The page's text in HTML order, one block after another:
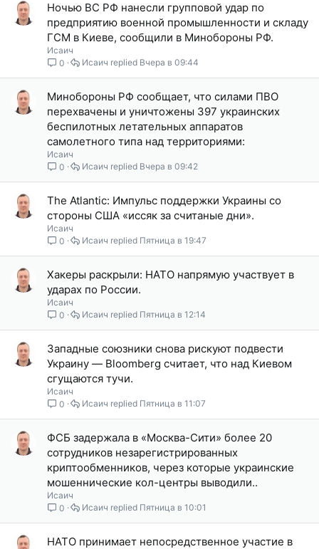
Ночью ВС РФ нанесли групповой удар по
предприятию военной промышленности и складу
ГСМ в Киеве, сообщили в Минобороны РФ.
Исаич
0
Вчера в 09:44
Исаич
Минобороны РФ сообщает, что силами ПВО
перехвачены и уничтожены 397 украинских
беспилотных летательных аппаратов
самолетного типа над территориями:
Исаич
0
Вчера в 09:42
Исаич
The Atlantic: Импульс поддержки Украины со
стороны США «иссяк за считаные дни».
Исаич
0
Пятница в 19:47
Исаич
Хакеры раскрыли: НАТО напрямую участвует в
ударах по России.
Исаич
0
Пятница в 12:14
Исаич
Западные союзники снова рискуют подвести
Украину — Bloomberg считает, что над Киевом
сгущаются тучи.
Исаич
0
Пятница в 11:07
Исаич
ФСБ задержала в «Москва-Сити» более 20
сотрудников незарегистрированных
криптообменников, через которые украинские
мошеннические кол-центры выводили..
Исаич
0
Пятница в 10:01
Исаич
НАТО принимает непосредственное участие в